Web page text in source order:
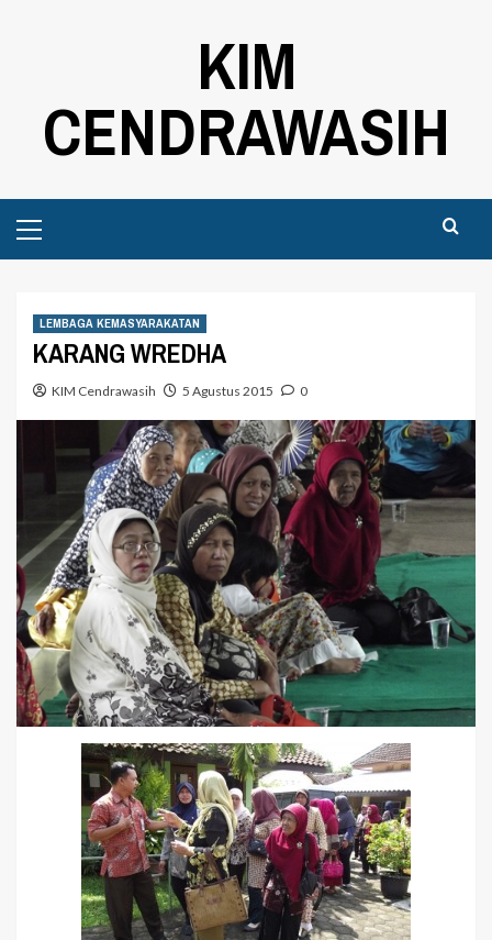
KIM
CENDRAWASIH
Menu
LEMBAGA KEMASYARAKATAN
KARANG WREDHA
KIM Cendrawasih 5 Agustus 2015 0